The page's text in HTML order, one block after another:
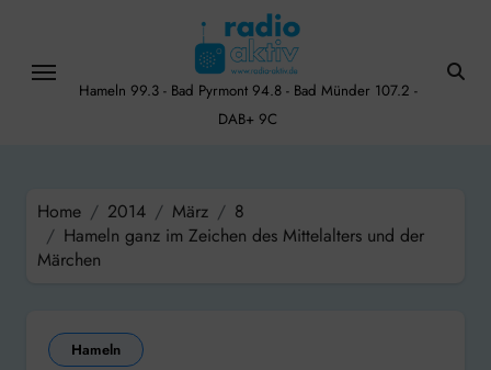
content
Hameln 99.3 - Bad Pyrmont 94.8 - Bad Münder 107.2 -
DAB+ 9C
Home 2014 März
8
Hameln ganz im Zeichen des Mittelalters und der
Märchen
Hameln